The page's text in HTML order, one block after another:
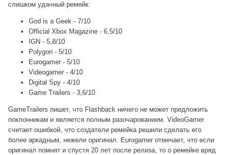
слишком удачный ремейк:
God is a Geek - 7/10
Official Xbox Magazine - 6,5/10
IGN - 5,8/10
Polygon - 5/10
Eurogamer - 5/10
Videogamer - 4/10
Digital Spy - 4/10
Game Trailers - 3,6/10
GameTrailers пишет, что Flashback ничего не может предложить
поклонникам и является полным разочарованием. VideoGamer
считает ошибкой, что создатели ремейка решили сделать его
более аркадным, нежели оригинал. Eurogamer отмечает, что если
оригинал помнят и спустя 20 лет после релиза, то о ремейке вряд